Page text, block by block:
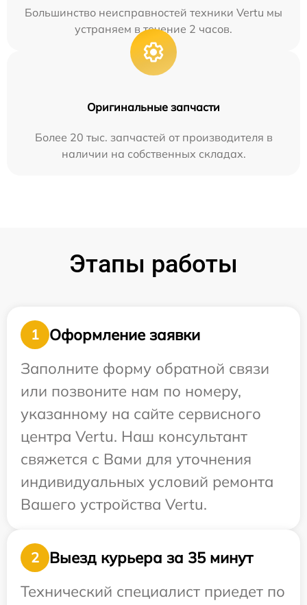
Большинство неисправностей техники Vertu мы
устраняем в течение 2 часов.
Оригинальные запчасти
Более 20 тыс. запчастей от производителя в
наличии на собственных складах.
Этапы работы
1
Оформление заявки
Заполните форму обратной связи
или позвоните нам по номеру,
указанному на сайте сервисного
центра Vertu. Наш консультант
свяжется с Вами для уточнения
индивидуальных условий ремонта
Вашего устройства Vertu.
2
Выезд курьера за 35 минут
Технический специалист приедет по